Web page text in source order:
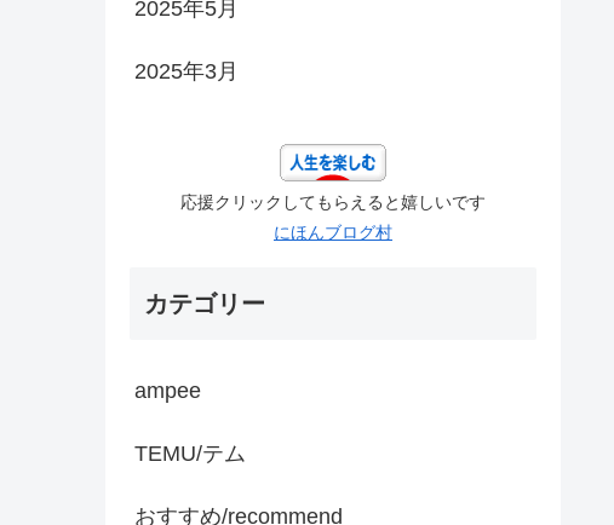
2025年5月
2025年3月
応援クリックしてもらえると嬉しいです
にほんブログ村
カテゴリー
ampee
TEMU/テム
おすすめ/recommend